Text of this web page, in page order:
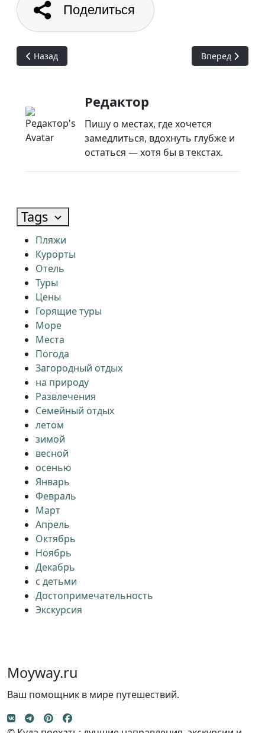
Поделиться
Предыдущий: Наама Бэй: отели, погода, развлечения
Назад Следующий:
Вперед
Редактор
Пишу о местах, где хочется
замедлиться, вдохнуть глубже и
остаться — хотя бы в текстах.
Tags
Пляжи
Курорты
Отель
Туры
Цены
Горящие туры
Море
Места
Погода
Загородный отдых
на природу
Развлечения
Семейный отдых
летом
зимой
весной
осенью
Январь
Февраль
Март
Апрель
Октябрь
Ноябрь
Декабрь
с детьми
Достопримечательность
Экскурсия
Moyway.ru
Ваш помощник в мире путешествий.